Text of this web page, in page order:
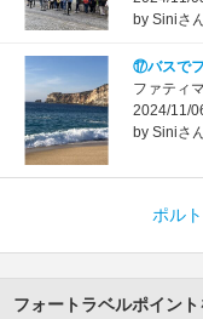
by Siniさ
⑰バスでフ
ファティ
2024/11/
by Siniさ
ポル
フォートラベルポイント